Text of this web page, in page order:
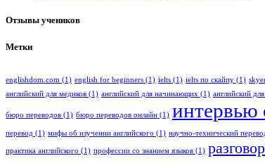
Отзывы учеников
Метки
englishdom.com (1) english for beginners (1) ielts (1) ielts по скайпу (1)
английский для медиков (1) английский для начинающих (1) английский
бюро переводов (1) бюро переводов онлайн (1) интервью
перевод (1) мифы об изучении английского (1) научно-технический
практика английского (1) профессии со знанием языков (1)